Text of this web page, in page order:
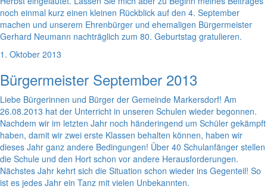
noch einmal kurz einen kleinen Rückblick auf den 4. September
machen und unserem Ehrenbürger und ehemaligen Bürgermeister
Gerhard Neumann nachträglich zum 80. Geburtstag gratulieren.
1. Oktober 2013
Bürgermeister September 2013
Liebe Bürgerinnen und Bürger der Gemeinde Markersdorf! Am
26.08.2013 hat der Unterricht in unseren Schulen wieder begonnen.
Nachdem wir im letzten Jahr noch händeringend um Schüler gekämpft
haben, damit wir zwei erste Klassen behalten können, haben wir
dieses Jahr ganz andere Bedingungen! Über 40 Schulanfänger stellen
die Schule und den Hort schon vor andere Herausforderungen.
Nächstes Jahr kehrt sich die Situation schon wieder ins Gegenteil! So
ist es jedes Jahr ein Tanz mit vielen Unbekannten.